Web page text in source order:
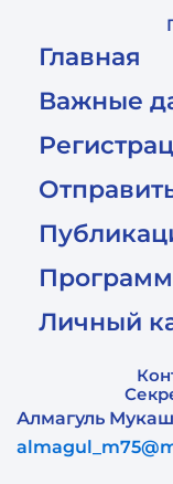
Главная
Важные
Личный
Алмагуль